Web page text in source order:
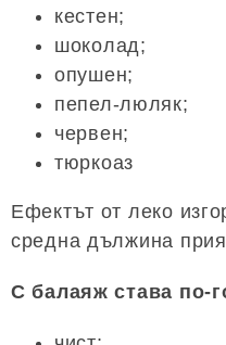
кестен;
шоколад;
опушен;
пепел-люляк;
червен;
тюркоаз
Ефектът от леко
средна дължина
С балаяж става по-